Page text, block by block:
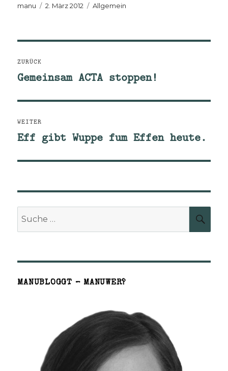
Autor
manu
Veröffentlicht
2. März 2012 Kategorien
Allgemein
ZURÜCK
Vorheriger
Gemeinsam ACTA stoppen!
WEITER
Nächster
Eff gibt Wuppe fum Effen heute.
MANUBLOGGT – MANUWER?